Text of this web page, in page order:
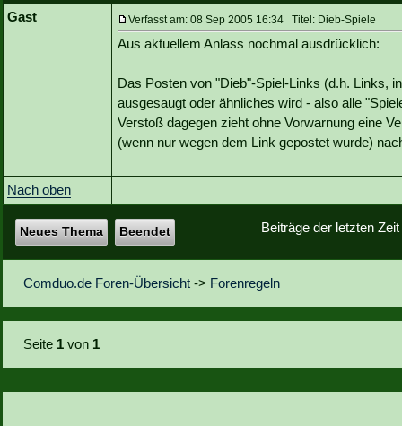
Gast
Verfasst am: 08 Sep 2005 16:34 Titel: Dieb-Spiele
Aus aktuellem Anlass nochmal ausdrücklich:
Das Posten von "Dieb"-Spiel-Links (d.h. Links,
ausgesaugt oder ähnliches wird - also alle
Verstoß dagegen zieht ohne Vorwarnung eine
(wenn nur wegen dem Link gepostet wurde)
Nach oben
Beiträge der letzten
Neues Thema Beendet
Comduo.de Foren-Übersicht -> Forenregeln
Seite 1 von 1